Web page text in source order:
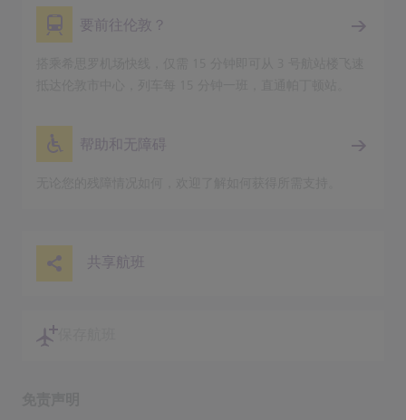
要前往伦敦？
帮助和无障碍
共享航班